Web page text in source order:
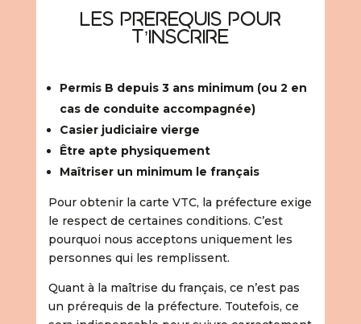
Les prerequis pour
t’inscrire
Permis B depuis 3 ans minimum (ou 2 en
cas de conduite accompagnée)
Casier judiciaire vierge
Être apte physiquement
Maîtriser un minimum le français
Pour obtenir la carte VTC, la préfecture exige
le respect de certaines conditions. C’est
pourquoi nous acceptons uniquement les
personnes qui les remplissent.
Quant à la maîtrise du français, ce n’est pas
un prérequis de la préfecture. Toutefois, ce